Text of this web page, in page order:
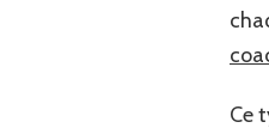
Ce